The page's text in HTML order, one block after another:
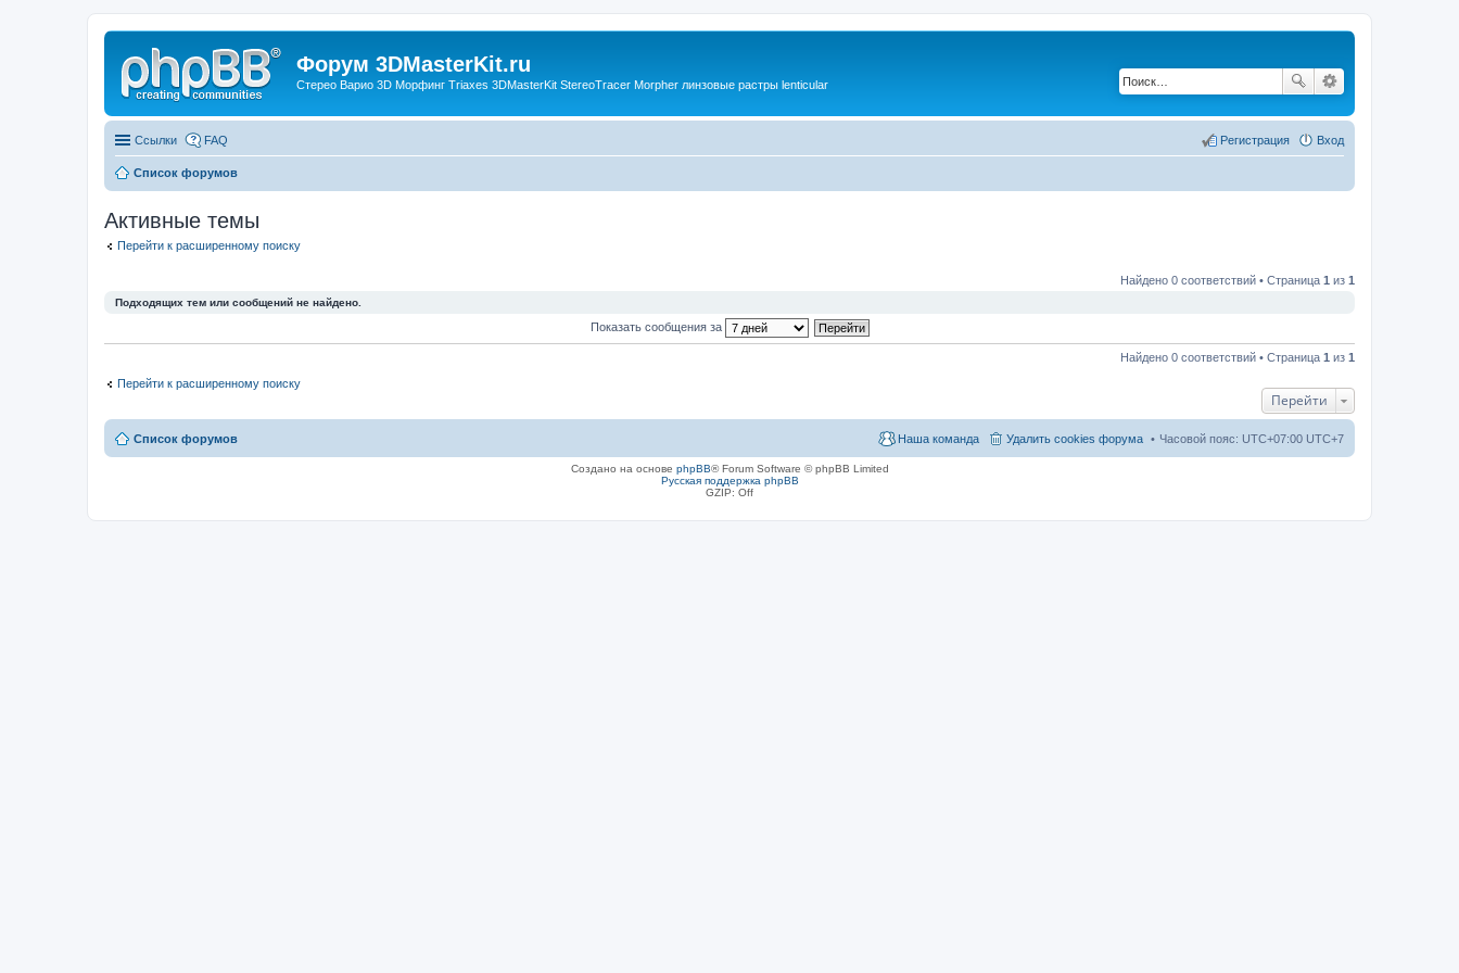
Форум 3DMasterKit.ru
Стерео Варио 3D Морфинг Triaxes 3DMasterKit StereoTracer Morpher линзовые растры lenticular
Ссылки FAQ Вход
Регистрация
Список форумов
Активные темы
Перейти к расширенному поиску
Найдено 0 соответствий • Страница 1 из 1
Подходящих тем или сообщений не найдено.
Показать сообщения за
Найдено 0 соответствий • Страница 1 из 1
Перейти к расширенному поиску
Перейти
Список форумов Часовой пояс: UTC+07:00 UTC+7
Удалить cookies форума
Наша команда
Создано на основе phpBB® Forum Software © phpBB Limited
Русская поддержка phpBB
GZIP: Off